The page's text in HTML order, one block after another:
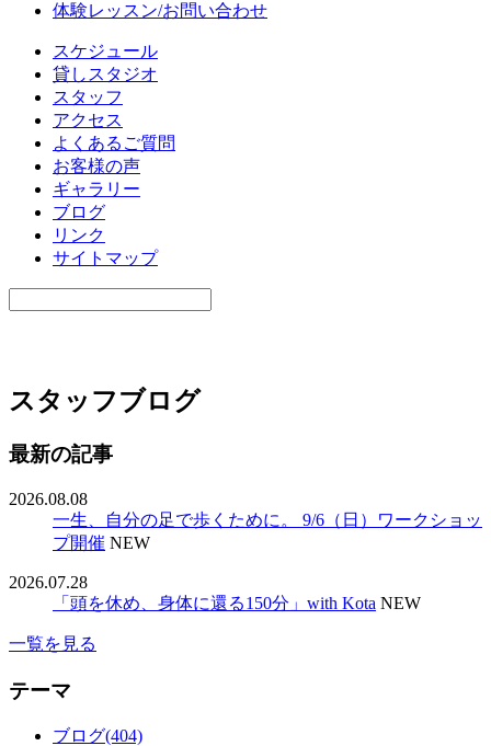
体験レッスン/お問い合わせ
スケジュール
貸しスタジオ
スタッフ
アクセス
よくあるご質問
お客様の声
ギャラリー
ブログ
リンク
サイトマップ
スタッフブログ
最新の記事
2026.08.08
一生、自分の足で歩くために。 9/6（日）ワークショッ
プ開催 NEW
2026.07.28
「頭を休め、身体に還る150分」with Kota NEW
一覧を見る
テーマ
ブログ(404)